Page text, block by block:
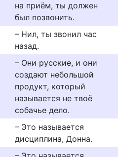
на приём, ты должен
был позвонить.
– Нил, ты звонил час
назад.
– Они русские, и они
создают небольшой
продукт, который
называется не твоё
собачье дело.
– Это называется
дисциплина, Донна.